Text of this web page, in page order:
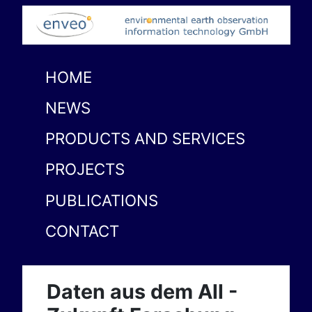
HOME
NEWS
PRODUCTS AND SERVICES
PROJECTS
PUBLICATIONS
CONTACT
Daten aus dem All -